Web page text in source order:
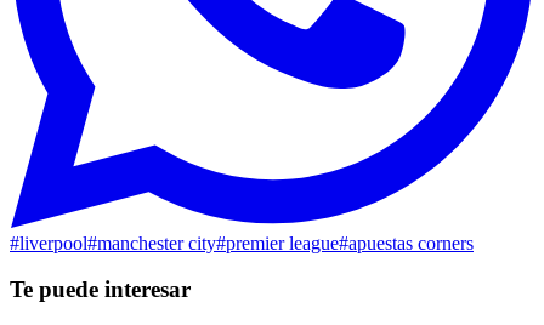
#liverpool#manchester city#premier league#apuestas corners
Te puede interesar